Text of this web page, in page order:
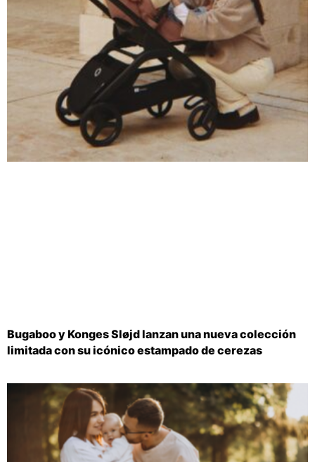
Bugaboo y Konges Sløjd lanzan una nueva colección
limitada con su icónico estampado de cerezas